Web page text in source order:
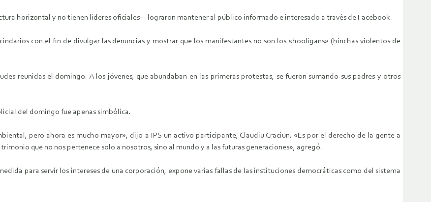
horizontal y no tienen líderes oficiales— lograron mantener al público informado e interesado a través de Facebook.
con el fin de divulgar las denuncias y mostrar que los manifestantes no son los «hooligans» (hinchas violentos de
reunidas el domingo. A los jóvenes, que abundaban en las primeras protestas, se fueron sumando sus padres y otros
del domingo fue apenas simbólica.
pero ahora es mucho mayor», dijo a IPS un activo participante, Claudiu Craciun. «Es por el derecho de la gente a
que no nos pertenece solo a nosotros, sino al mundo y a las futuras generaciones», agregó.
para servir los intereses de una corporación, expone varias fallas de las instituciones democráticas como del sistema